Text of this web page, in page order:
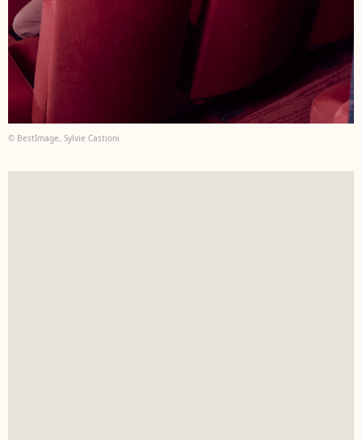
© BestImage, Sylvie Castioni